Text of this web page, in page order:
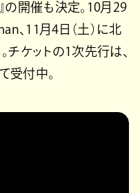
開催も決定。10月29
、11月4日（土）に北
チケットの1次先行は、
受付中。